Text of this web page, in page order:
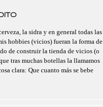
la sidra y en general todas las
hobbies (vicios) fueran la forma de
de construir la tienda de vicios (o
tras muchas botellas la llamamos
clara: Que cuanto más se bebe